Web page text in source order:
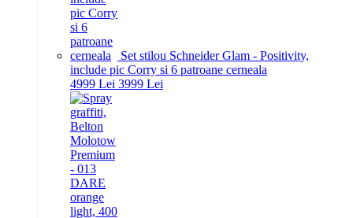
Set stilou Schneider Glam - Positivity,
include pic Corry si 6 patroane cerneala
4999 Lei 3999 Lei